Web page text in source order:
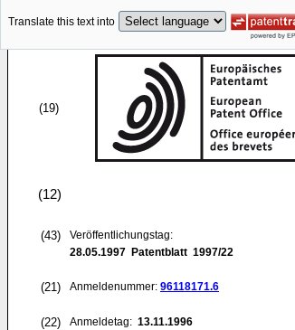
Translate this text into
(19)
(12)
(43)
Veröffentlichungstag:
28.05.1997 Patentblatt 1997/22
(21) Anmeldenummer: 96118171.6
(22) Anmeldetag: 13.11.1996